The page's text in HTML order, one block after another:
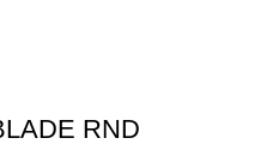
RND